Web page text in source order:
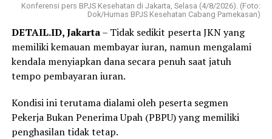
Konferensi pers BPJS Kesehatan di Jakarta, Selasa (4/8/2026). (Foto:
Dok/Humas BPJS Kesehatan Cabang Pamekasan)
DETAIL.ID, Jakarta– Tidak sedikit peserta JKN yang
memiliki kemauan membayar iuran, namun mengalami
kendala menyiapkan dana secara penuh saat jatuh
tempo pembayaran iuran.
Kondisi ini terutama dialami oleh peserta segmen
Pekerja Bukan Penerima Upah (PBPU) yang memiliki
penghasilan tidak tetap.